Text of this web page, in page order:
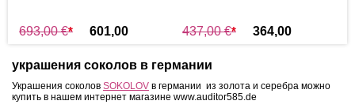
693,00 €*
601,00
437,00 €*
364,00
украшения соколов в германии
Украшения соколов SOKOLOV в германии из золота и серебра можно
купить в нашем интернет магазине www.auditor585.de